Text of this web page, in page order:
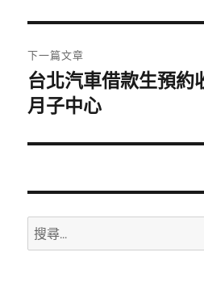
覽
文
章:
下一篇文章
下
一
文
台北汽車借款生預約
月子中心
搜
尋